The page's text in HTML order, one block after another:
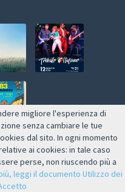
Web by NETMOOLE
migliore l'esperienza di
senza cambiare le tue
dal sito. In ogni momento
ai cookies: in tale caso
perse, non riuscendo più a
leggi il documento Utilizzo dei